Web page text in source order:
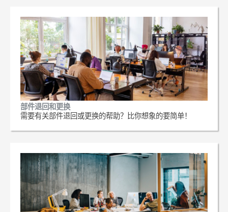
部件退回和更换
需要有关部件退回或更换的帮助？比你想象的要简单！